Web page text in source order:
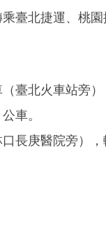
臺北捷運、桃園
臺北火車站旁
車。
長庚醫院旁）